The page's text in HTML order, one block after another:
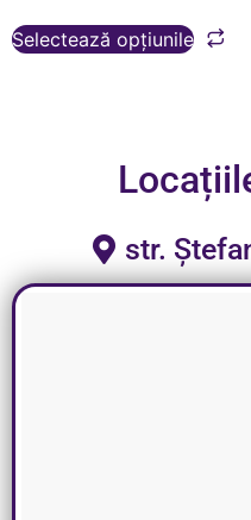
Selectează opțiunile
str.